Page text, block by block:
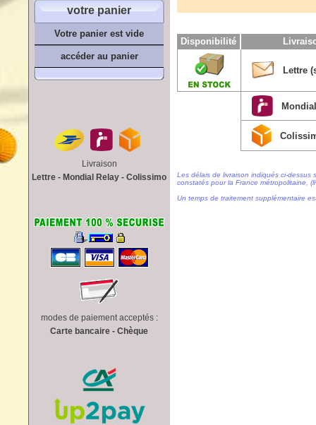
votre panier
Votre panier est vide
accéder au panier
Livraison
Lettre - Mondial Relay - Colissimo
modes de paiement acceptés :
Carte bancaire - Chèque
Disponibilité
Lettre
Les délais de livraison indiqués ci-
constatés pour la France métropolitaine,
Un temps de traitement supplémentaire